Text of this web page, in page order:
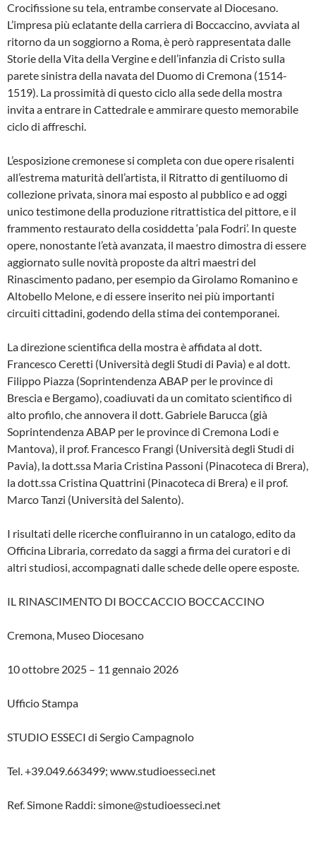
Crocifissione su tela, entrambe conservate al Diocesano.
L’impresa più eclatante della carriera di Boccaccino, avviata al
ritorno da un soggiorno a Roma, è però rappresentata dalle
Storie della Vita della Vergine e dell’infanzia di Cristo sulla
parete sinistra della navata del Duomo di Cremona (1514-
1519). La prossimità di questo ciclo alla sede della mostra
invita a entrare in Cattedrale e ammirare questo memorabile
ciclo di affreschi.
L’esposizione cremonese si completa con due opere risalenti
all’estrema maturità dell’artista, il Ritratto di gentiluomo di
collezione privata, sinora mai esposto al pubblico e ad oggi
unico testimone della produzione ritrattistica del pittore, e il
frammento restaurato della cosiddetta ‘pala Fodri’. In queste
opere, nonostante l’età avanzata, il maestro dimostra di essere
aggiornato sulle novità proposte da altri maestri del
Rinascimento padano, per esempio da Girolamo Romanino e
Altobello Melone, e di essere inserito nei più importanti
circuiti cittadini, godendo della stima dei contemporanei.
La direzione scientifica della mostra è affidata al dott.
Francesco Ceretti (Università degli Studi di Pavia) e al dott.
Filippo Piazza (Soprintendenza ABAP per le province di
Brescia e Bergamo), coadiuvati da un comitato scientifico di
alto profilo, che annovera il dott. Gabriele Barucca (già
Soprintendenza ABAP per le province di Cremona Lodi e
Mantova), il prof. Francesco Frangi (Università degli Studi di
Pavia), la dott.ssa Maria Cristina Passoni (Pinacoteca di Brera),
la dott.ssa Cristina Quattrini (Pinacoteca di Brera) e il prof.
Marco Tanzi (Università del Salento).
I risultati delle ricerche confluiranno in un catalogo, edito da
Officina Libraria, corredato da saggi a firma dei curatori e di
altri studiosi, accompagnati dalle schede delle opere esposte.
IL RINASCIMENTO DI BOCCACCIO BOCCACCINO
Cremona, Museo Diocesano
10 ottobre 2025 – 11 gennaio 2026
Ufficio Stampa
STUDIO ESSECI di Sergio Campagnolo
Tel. +39.049.663499; www.studioesseci.net
Ref. Simone Raddi: simone@studioesseci.net